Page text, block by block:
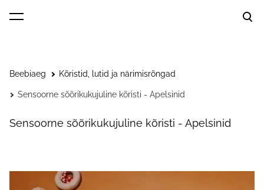
lisati ostukorvi.
Beebiaeg Kõristid, lutid ja närimisrõngad
Sensoorne sõõrikukujuline kõristi - Apelsinid
Sensoorne sõõrikukujuline kõristi - Apelsinid